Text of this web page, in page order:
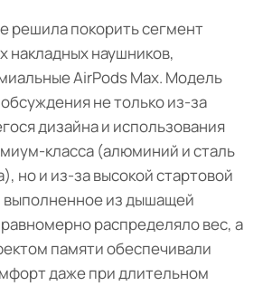
решила покорить сегмент
накладных наушников,
AirPods Max. Модель
не только из-за
дизайна и использования
класса (алюминий и сталь
но и из-за высокой стартовой
выполненное из дышащей
распределяло вес, а
памяти обеспечивали
даже при длительном